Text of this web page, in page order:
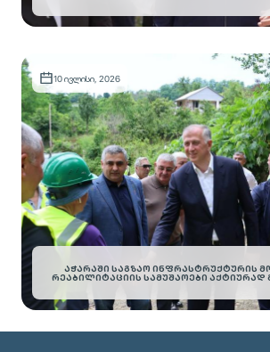
10 ივლისი, 2026
ᲐᲭᲐᲠᲐᲨᲘ ᲡᲐᲒᲖᲐᲝ ᲘᲜᲤᲠᲐᲡᲢᲠᲣᲥᲢᲣᲠᲘᲡ
ᲠᲔᲐᲑᲘᲚᲘᲢᲐᲪᲘᲘᲡ ᲡᲐᲛᲣᲨᲐᲝᲔᲑᲘ ᲐᲥᲢᲘᲣᲠᲐᲓ